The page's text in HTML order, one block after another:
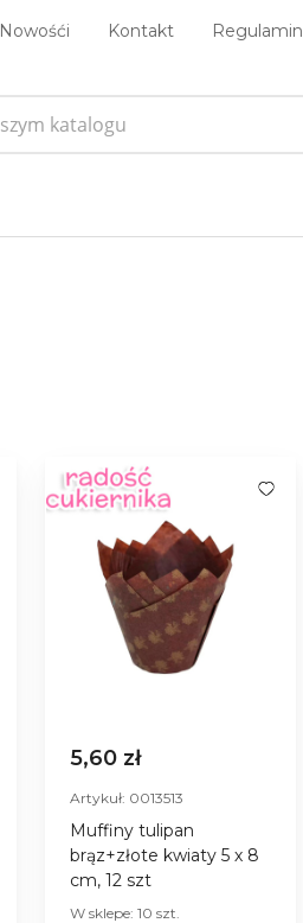
Nowośći Kontakt Regulamin
5,60 zł
Artykuł: 0013513
Muffiny tulipan
brąz+złote kwiaty 5 х 8
сm, 12 szt
W sklepe: 10 szt.